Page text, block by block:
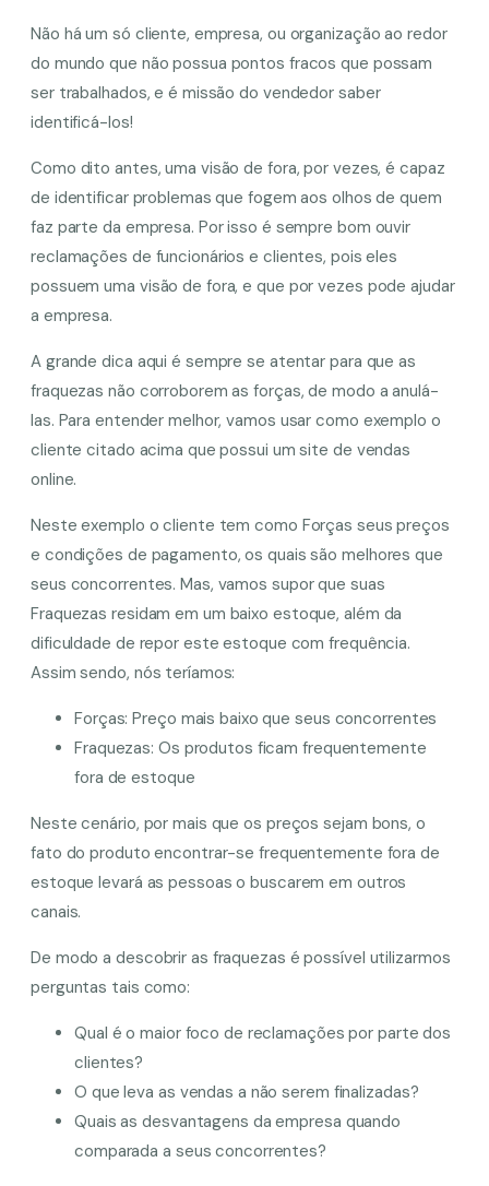
Não há um só cliente, empresa, ou organização ao redor
do mundo que não possua pontos fracos que possam
ser trabalhados, e é missão do vendedor saber
identificá-los!
Como dito antes, uma visão de fora, por vezes, é capaz
de identificar problemas que fogem aos olhos de quem
faz parte da empresa. Por isso é sempre bom ouvir
reclamações de funcionários e clientes, pois eles
possuem uma visão de fora, e que por vezes pode ajudar
a empresa.
A grande dica aqui é sempre se atentar para que as
fraquezas não corroborem as forças, de modo a anulá-
las. Para entender melhor, vamos usar como exemplo o
cliente citado acima que possui um site de vendas
online.
Neste exemplo o cliente tem como Forças seus preços
e condições de pagamento, os quais são melhores que
seus concorrentes. Mas, vamos supor que suas
Fraquezas residam em um baixo estoque, além da
dificuldade de repor este estoque com frequência.
Assim sendo, nós teríamos:
Forças: Preço mais baixo que seus concorrentes
Fraquezas: Os produtos ficam frequentemente
fora de estoque
Neste cenário, por mais que os preços sejam bons, o
fato do produto encontrar-se frequentemente fora de
estoque levará as pessoas o buscarem em outros
canais.
De modo a descobrir as fraquezas é possível utilizarmos
perguntas tais como:
Qual é o maior foco de reclamações por parte dos
clientes?
O que leva as vendas a não serem finalizadas?
Quais as desvantagens da empresa quando
comparada a seus concorrentes?